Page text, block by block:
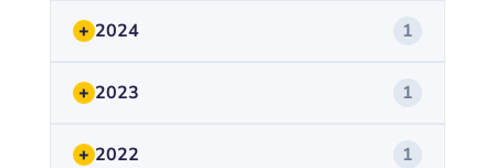
+ 2024 1
+ 2023 1
+ 2022 1